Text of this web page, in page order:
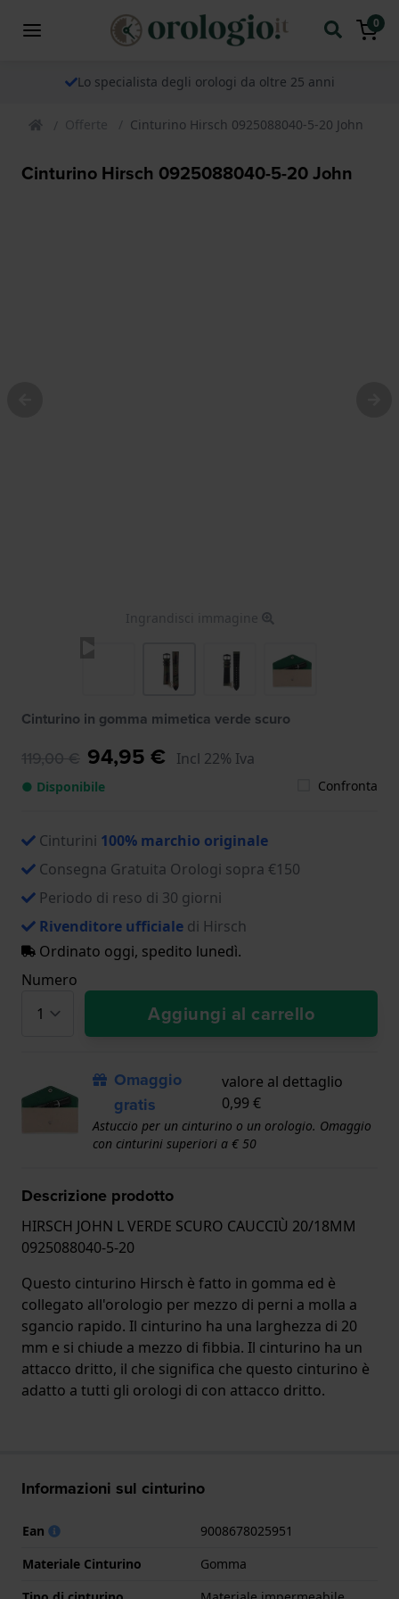
0
Lo specialista degli orologi da oltre 25 anni
Offerte Cinturino Hirsch 0925088040-5-20 John
Cinturino Hirsch 0925088040-5-20 John
Ingrandisci immagine
Cinturino in gomma mimetica verde scuro
119,00 € 94,95 € Incl 22% Iva
● Disponibile Confronta
Cinturini 100% marchio originale
Consegna Gratuita Orologi sopra €150
Periodo di reso di 30 giorni
Rivenditore ufficiale di Hirsch
Ordinato oggi, spedito lunedì.
Numero
Aggiungi al carrello
Omaggio
gratis
valore al dettaglio
0,99 €
Astuccio per un cinturino o un orologio. Omaggio
con cinturini superiori a € 50
Descrizione prodotto
HIRSCH JOHN L VERDE SCURO CAUCCIÙ 20/18MM
0925088040-5-20
Questo cinturino Hirsch è fatto in gomma ed è
collegato all'orologio per mezzo di perni a molla a
sgancio rapido. Il cinturino ha una larghezza di 20
mm e si chiude a mezzo di fibbia. Il cinturino ha un
attacco dritto, il che significa che questo cinturino è
adatto a tutti gli orologi di con attacco dritto.
Informazioni sul cinturino
Ean
9008678025951
Materiale Cinturino
Gomma